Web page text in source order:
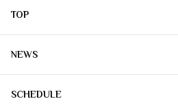
TOP
NEWS
SCHEDULE